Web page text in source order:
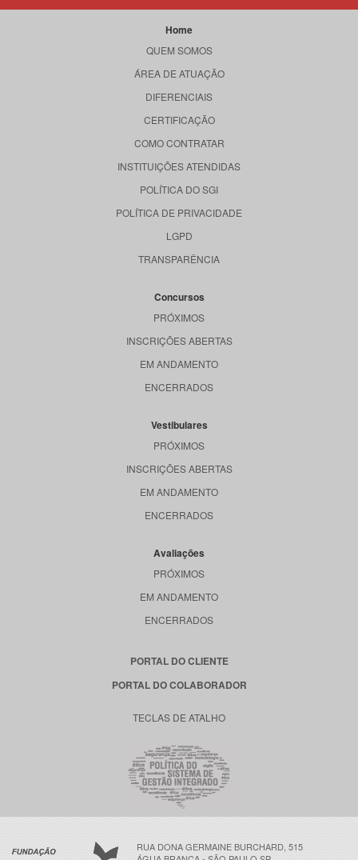
Home
QUEM SOMOS
ÁREA DE ATUAÇÃO
DIFERENCIAIS
CERTIFICAÇÃO
COMO CONTRATAR
INSTITUIÇÕES ATENDIDAS
POLÍTICA DO SGI
POLÍTICA DE PRIVACIDADE
LGPD
TRANSPARÊNCIA
Concursos
PRÓXIMOS
INSCRIÇÕES ABERTAS
EM ANDAMENTO
ENCERRADOS
Vestibulares
PRÓXIMOS
INSCRIÇÕES ABERTAS
EM ANDAMENTO
ENCERRADOS
Avaliações
PRÓXIMOS
EM ANDAMENTO
ENCERRADOS
PORTAL DO CLIENTE
PORTAL DO COLABORADOR
TECLAS DE ATALHO
RUA DONA GERMAINE BURCHARD, 515